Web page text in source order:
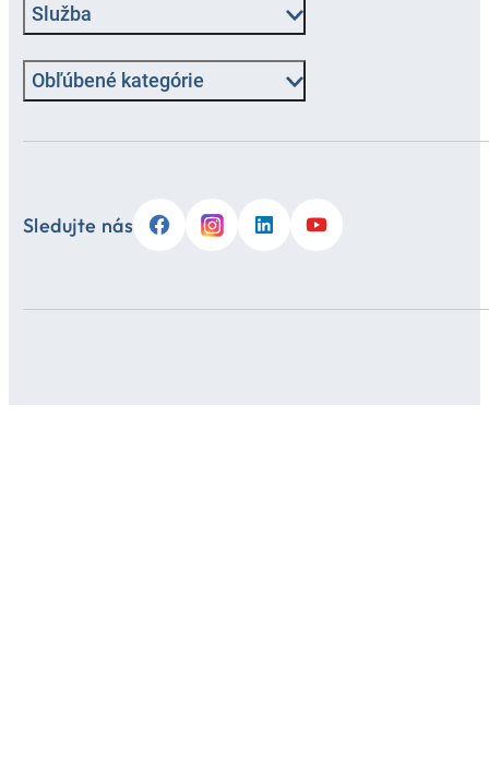
Služba
Obľúbené kategórie
Sledujte nás